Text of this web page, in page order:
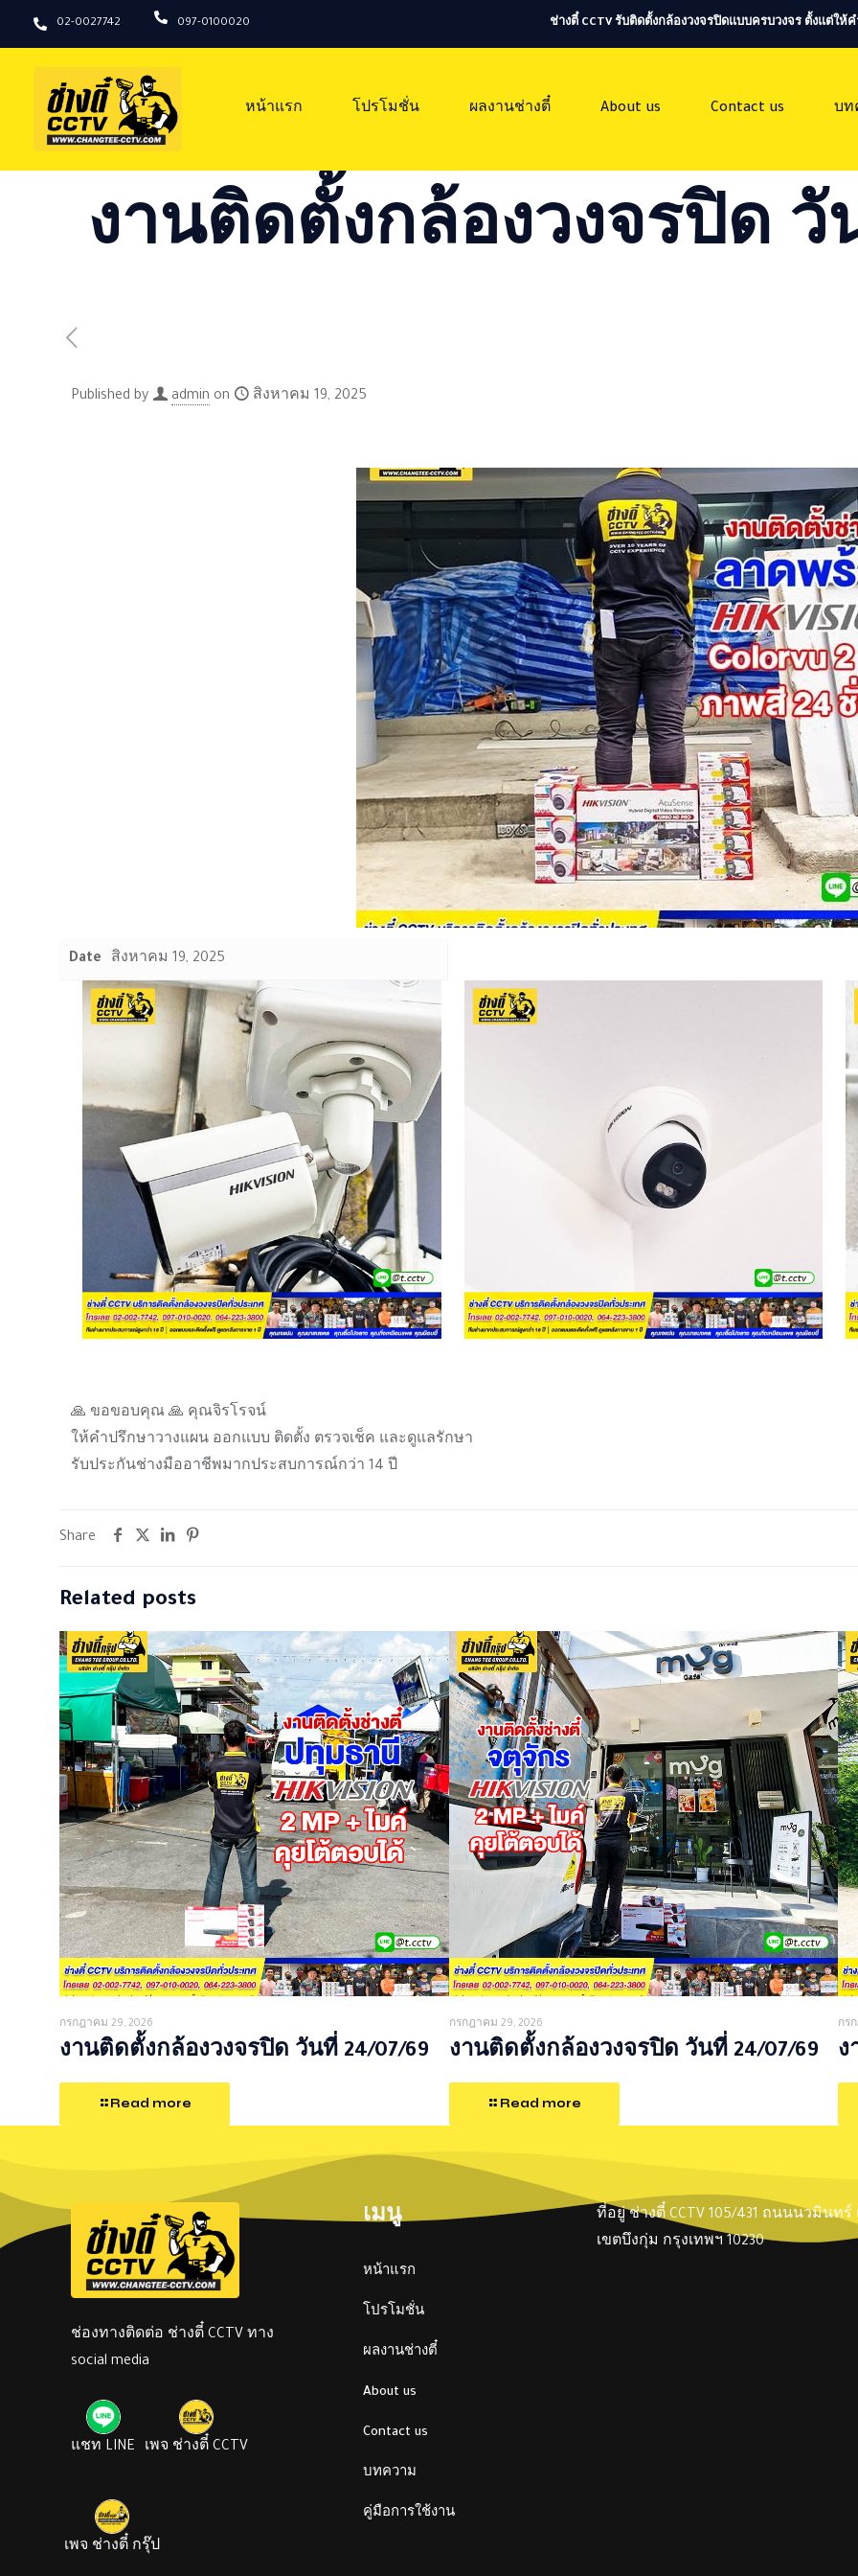
02-0027742 097-0100020 ช่างตี๋ CCTV รับติดตั้งกล้องวงจรปิดแบบครบวงจร ตั้งแต่
หน้าแรก โปรโมชั่น ผลงานช่างตี๋ About us Contact us บท
งานติดตั้งกล้องวงจรปิด วั
Published by admin on สิงหาคม 19, 2025
Date สิงหาคม 19, 2025
🙏 ขอขอบคุณ 🙏 คุณจิรโรจน์
ให้คำปรึกษาวางแผน ออกแบบ ติดตั้ง ตรวจเช็ค และดูแลรักษา
รับประกันช่างมืออาชีพมากประสบการณ์กว่า 14 ปี
Share
Related posts
กรกฎาคม 29, 2026
งานติดตั้งกล้องวงจรปิด วันที่ 24/07/69
Read more
กรกฎาคม 29, 2026
งานติดตั้งกล้องวงจรปิด วันที่ 24/07/69
Read more
กร
ง
ช่องทางติดต่อ ช่างตี๋ CCTV ทาง
social media
แชท LINE เพจ ช่างตี๋ CCTV
เพจ ช่างตี๋ กรุ๊ป
เมนู
หน้าแรก
โปรโมชั่น
ผลงานช่างตี๋
About us
Contact us
บทความ
คู่มือการใช้งาน
ที่อยู่ ช่างตี๋ CCTV 105/431 ถนนนวมินท
เขตบึงกุ่ม กรุงเทพฯ 10230